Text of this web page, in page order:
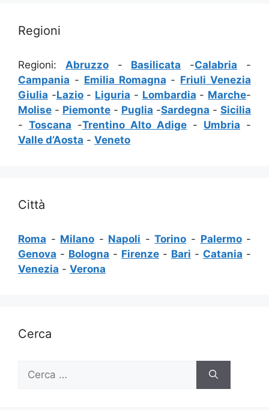
Regioni
Regioni: Abruzzo- Basilicata -Calabria -
Campania - Emilia Romagna - Friuli Venezia
Giulia -Lazio- Liguria - Lombardia - Marche-
Molise - Piemonte - Puglia -Sardegna - Sicilia
- Toscana -Trentino Alto Adige - Umbria -
Valle d’Aosta - Veneto
Città
Roma - Milano - Napoli -Torino - Palermo-
Genova - Bologna - Firenze - Bari - Catania -
Venezia - Verona
Cerca
per: